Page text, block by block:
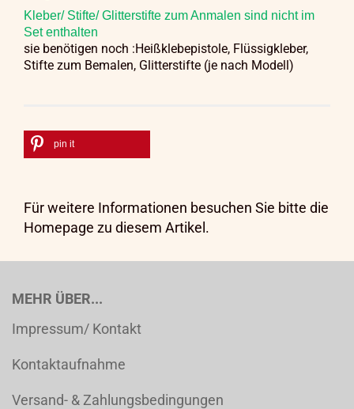
Kleber/ Stifte/ Glitterstifte zum Anmalen sind nicht im
Set enthalten
sie benötigen noch :Heißklebepistole, Flüssigkleber,
Stifte zum Bemalen, Glitterstifte (je nach Modell)
pin it
Für weitere Informationen besuchen Sie bitte die
Homepage zu diesem Artikel.
MEHR ÜBER...
Impressum/ Kontakt
Kontaktaufnahme
Versand- & Zahlungsbedingungen